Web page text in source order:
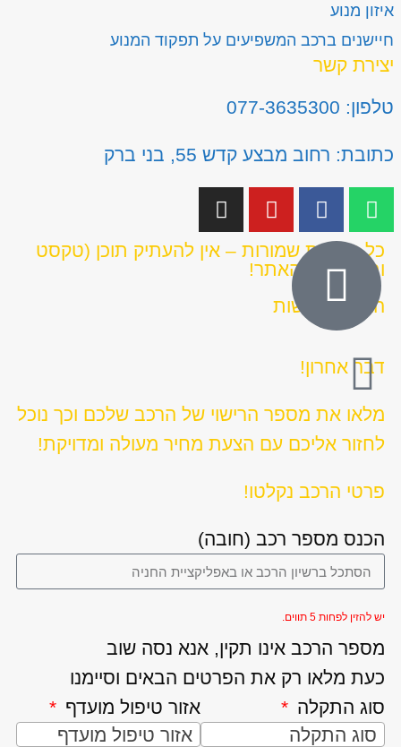
איזון מנוע
חיישנים ברכב המשפיעים על תפקוד המנוע
יצירת קשר
טלפון: 077-3635300
כתובת: רחוב מבצע קדש 55, בני ברק
כל הזכויות שמורות – אין להעתיק תוכן (טקסט
ותמונות) מהאתר!
הצהרת נגישות
דבר אחרון!
מלאו את מספר הרישוי של הרכב שלכם וכך נוכל
לחזור אליכם עם הצעת מחיר מעולה ומדויקת!
פרטי הרכב נקלטו!
הכנס מספר רכב (חובה)
יש להזין לפחות 5 תווים.
מספר הרכב אינו תקין, אנא נסה שוב
כעת מלאו רק את הפרטים הבאים וסיימנו
סוג התקלה
סוג התקלה
אזור טיפול מועדף
אזור טיפול מועדף